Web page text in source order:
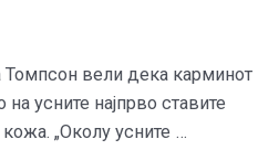
вели дека карминот
усните најпрво ставите
„Околу усните …